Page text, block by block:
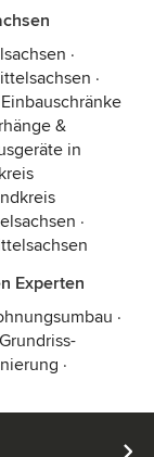
·
·
Einbauschränke
&
in
·
Experten
·
Grundriss-
·